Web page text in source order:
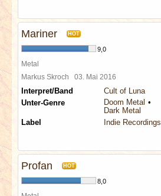
Mariner HOT
9,0
Metal
Markus Skroch 03. Mai 2016
Interpret/Band
Cult of Luna
Unter-Genre
Doom Metal
Dark Metal
Label
Indie Recordings
Profan HOT
8,0